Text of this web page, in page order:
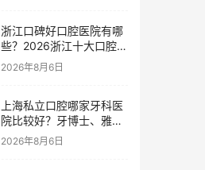
拔牙、根管、种植】
浙江口碑好口腔医院有哪
些？2026浙江十大口腔医
院名单曝光！公立三甲
+私立连锁全覆盖！还附
植、矫正、拔牙价格表
2026年8月6日
上海私立口腔哪家牙科医
院比较好？牙博士、雅
悦、鼎植等正规牙科上榜
2026年8月6日